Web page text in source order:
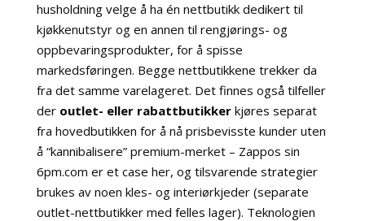
husholdning velge å ha én nettbutikk dedikert til
kjøkkenutstyr og en annen til rengjørings- og
oppbevaringsprodukter, for å spisse
markedsføringen. Begge nettbutikkene trekker da
fra det samme varelageret. Det finnes også tilfeller
der outlet- eller rabattbutikkerkjøres separat
fra hovedbutikken for å nå prisbevisste kunder uten
å “kannibalisere” premium-merket – Zappos sin
6pm.com er et case her, og tilsvarende strategier
brukes av noen kles- og interiørkjeder (separate
outlet-nettbutikker med felles lager). Teknologien